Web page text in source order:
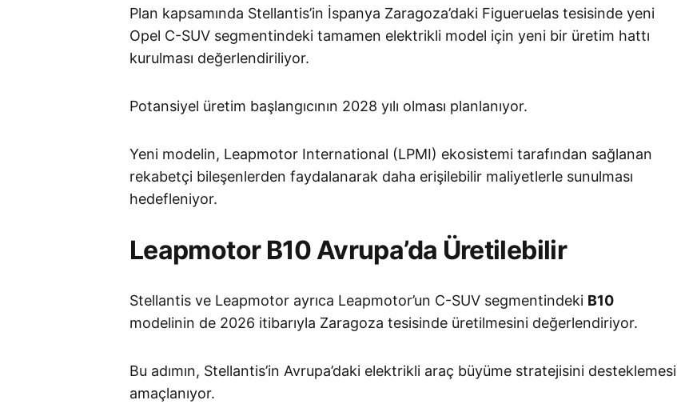
Plan kapsamında Stellantis’in İspanya Zaragoza’daki Figueruelas tesisinde yeni
Opel C-SUV segmentindeki tamamen elektrikli model için yeni bir üretim hattı
kurulması değerlendiriliyor.
Potansiyel üretim başlangıcının 2028 yılı olması planlanıyor.
Yeni modelin, Leapmotor International (LPMI) ekosistemi tarafından sağlanan
rekabetçi bileşenlerden faydalanarak daha erişilebilir maliyetlerle sunulması
hedefleniyor.
Leapmotor B10 Avrupa’da Üretilebilir
Stellantis ve Leapmotor ayrıca Leapmotor’un C-SUV segmentindeki B10
modelinin de 2026 itibarıyla Zaragoza tesisinde üretilmesini değerlendiriyor.
Bu adımın, Stellantis’in Avrupa’daki elektrikli araç büyüme stratejisini desteklemesi
amaçlanıyor.